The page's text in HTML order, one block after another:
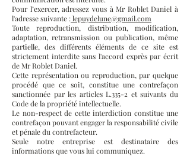
Pour l’exercer, adressez vous à Mr Roblet Daniel à
l'adresse suivante :lepuydelune@gmail.com
Toute reproduction, distribution, modification,
adaptation, retransmission ou publication, même
partielle, des différents éléments de ce site est
strictement interdite sans l'accord exprès par écrit
de Mr Roblet Daniel.
Cette représentation ou reproduction, par quelque
procédé que ce soit, constitue une contrefaçon
sanctionnée par les articles L.335-2 et suivants du
Code de la propriété intellectuelle.
Le non-respect de cette interdiction constitue une
contrefaçon pouvant engager la responsabilité civile
et pénale du contrefacteur.
Seule notre entreprise est destinataire des
informations que vous lui communiquez.